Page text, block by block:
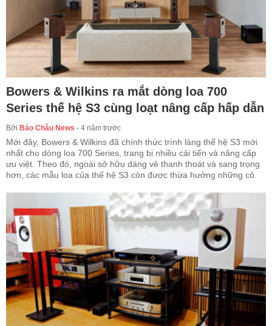
Bowers & Wilkins ra mắt dòng loa 700
Series thế hệ S3 cùng loạt nâng cấp hấp dẫn
Bởi Bảo Châu News - 4 năm trước
Mới đây, Bowers & Wilkins đã chính thức trình làng thế hệ S3 mới
nhất cho dòng loa 700 Series, trang bị nhiều cải tiến và nâng cấp
ưu việt. Theo đó, ngoài sở hữu dáng vẻ thanh thoát và sang trọng
hơn, các mẫu loa của thế hệ S3 còn được thừa hưởng những cô